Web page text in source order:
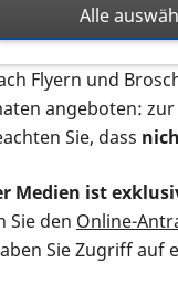
Sie sämtliches
Flyern und
angeboten: zur
Sie, dass
Medien ist
Sie den Online-
Sie Zugriff auf
Alle